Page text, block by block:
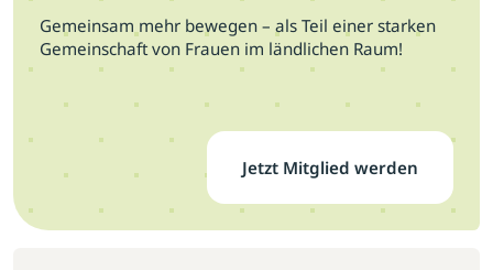
Gemeinsam mehr bewegen – als Teil einer starken
Gemeinschaft von Frauen im ländlichen Raum!
Jetzt Mitglied werden